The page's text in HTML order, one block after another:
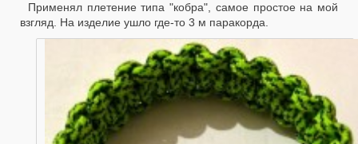
Применял плетение типа "кобра", самое простое на мой
взгляд. На изделие ушло где-то 3 м паракорда.